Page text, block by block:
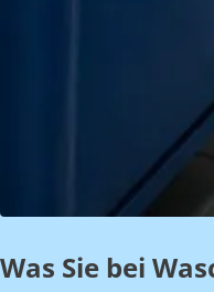
Was Sie bei